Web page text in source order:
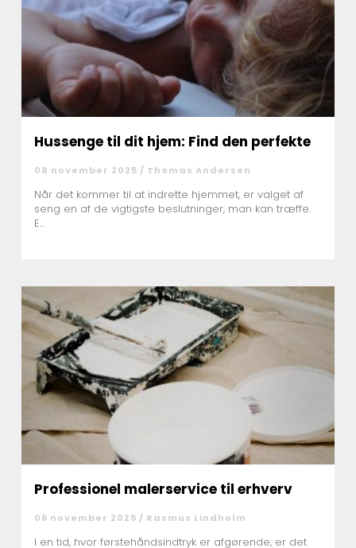
Hussenge til dit hjem: Find den perfekte
08 november 2025 / Thomas Andersen
Når det kommer til at indrette hjemmet, er valget af
seng en af de vigtigste beslutninger, man kan træffe.
E...
Professionel malerservice til erhverv
06 november 2025 / Rasmus Lindholm
I en tid, hvor førstehåndsindtryk er afgørende, er det